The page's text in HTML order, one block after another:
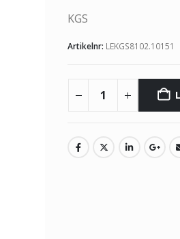
KGS
Artikelnr: LEKGS8102.10151